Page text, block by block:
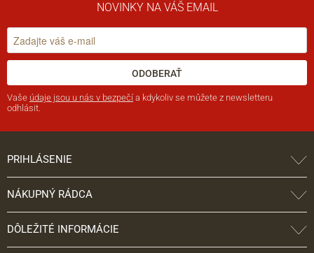
NOVINKY NA VÁŠ EMAIL
ODOBERAŤ
Vaše údaje jsou u nás v bezpečí a kdykoliv se můžete z newsletteru
odhlásit.
PRIHLÁSENIE
NÁKUPNÝ RÁDCA
DÔLEŽITÉ INFORMÁCIE